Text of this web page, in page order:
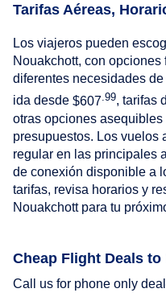
Tarifas Aéreas,
Los viajeros pueden
Nouakchott, con
diferentes necesidades
ida desde $607 .99, tarifas
otras opciones
presupuestos. Los vuelos
regular en las principales
de conexión disponible a
tarifas, revisa horarios y
Nouakchott para tu
Cheap Flight Deals
Call us for phone only